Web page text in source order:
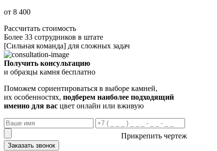
от 8 400
Рассчитать стоимость
Более 33 сотрудников в штате
[Сильная команда] для сложных задач
Получить консультацию
и образцы камня бесплатно
Поможем сориентироваться в выборе камней,
их особенностях, подберем наиболее подходящий
именно для вас цвет онлайн или вживую
Прикрепить чертеж
Заказать звонок